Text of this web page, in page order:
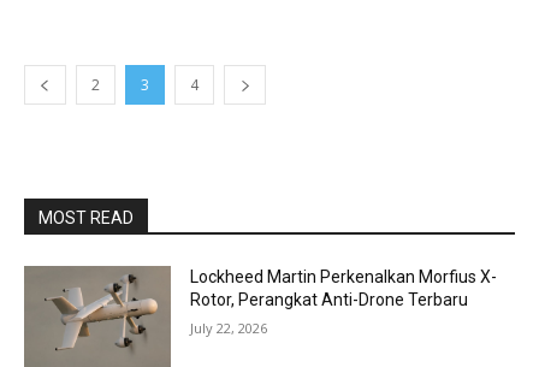
2 3 4
MOST READ
Lockheed Martin Perkenalkan Morfius X-
Rotor, Perangkat Anti-Drone Terbaru
July 22, 2026